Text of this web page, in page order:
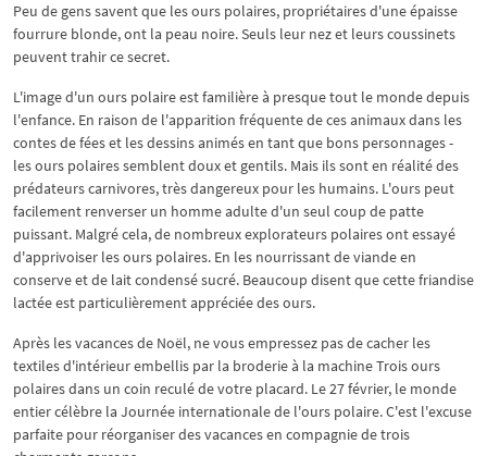
Peu de gens savent que les ours polaires, propriétaires d'une épaisse
fourrure blonde, ont la peau noire. Seuls leur nez et leurs coussinets
peuvent trahir ce secret.
L'image d'un ours polaire est familière à presque tout le monde depuis
l'enfance. En raison de l'apparition fréquente de ces animaux dans les
contes de fées et les dessins animés en tant que bons personnages -
les ours polaires semblent doux et gentils. Mais ils sont en réalité des
prédateurs carnivores, très dangereux pour les humains. L'ours peut
facilement renverser un homme adulte d'un seul coup de patte
puissant. Malgré cela, de nombreux explorateurs polaires ont essayé
d'apprivoiser les ours polaires. En les nourrissant de viande en
conserve et de lait condensé sucré. Beaucoup disent que cette friandise
lactée est particulièrement appréciée des ours.
Après les vacances de Noël, ne vous empressez pas de cacher les
textiles d'intérieur embellis par la broderie à la machine Trois ours
polaires dans un coin reculé de votre placard. Le 27 février, le monde
entier célèbre la Journée internationale de l'ours polaire. C'est l'excuse
parfaite pour réorganiser des vacances en compagnie de trois